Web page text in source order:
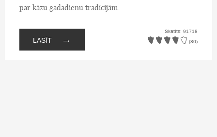
par kāzu gadadienu tradīcijām.
LASĪT →
Skatīts: 91718
(80)